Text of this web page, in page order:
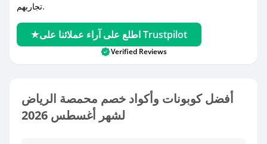
تجاربهم.
اطلع على آراء عملائنا على Trustpilot
Verified Reviews
أفضل كوبونات وأكواد خصم محمصة الرياض
لشهر أغسطس 2026